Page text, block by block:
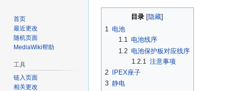
目录
1 电池
1.1 电池线序
1.2 电池保护板对应线序
1.2.1
注意事项
2
IPEX座子
3 静电
首页
最近更改
随机页面
MediaWiki帮助
工具
链入页面
相关更改